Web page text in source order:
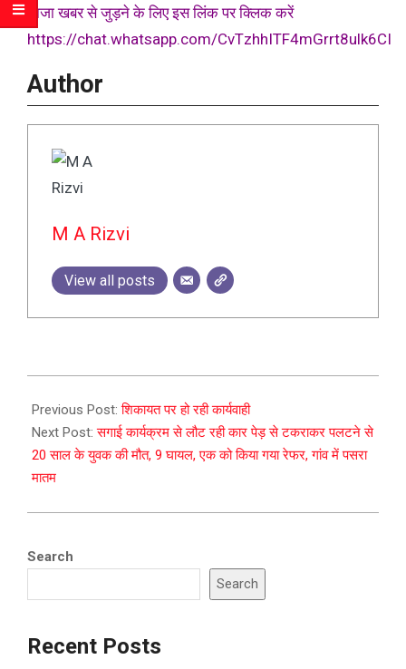
ताजा खबर से जुड़ने के लिए इस लिंक पर क्लिक करें
https://chat.whatsapp.com/CvTzhhITF4mGrrt8ulk6CI
Author
M A Rizvi
View all posts
12-
17
Previous Post:शिकायत पर हो रही कार्यवाही
Next Post:सगाई कार्यक्रम से लौट रही कार पेड़ से टकराकर पलटने से
20 साल के युवक की मौत, 9 घायल, एक को किया गया रेफर, गांव में पसरा
मातम
Search
Search
Recent Posts